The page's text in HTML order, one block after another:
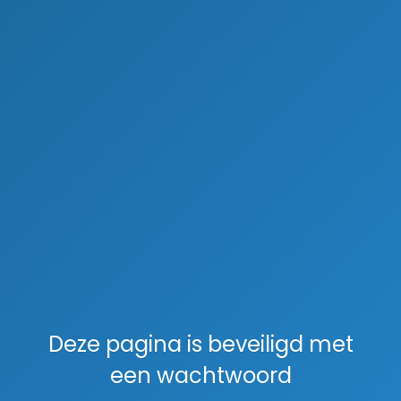
Deze pagina is beveiligd met
een wachtwoord